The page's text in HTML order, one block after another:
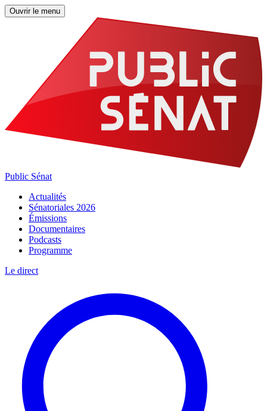
Ouvrir le menu
Public Sénat
Actualités
Sénatoriales 2026
Émissions
Documentaires
Podcasts
Programme
Le direct